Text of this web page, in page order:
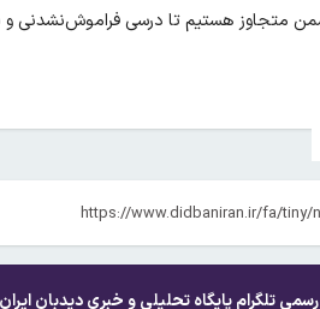
متجاوز هستیم تا درسی فراموش‌نشدنی و
رسمی تلگرام پایگاه تحلیلی و خبریدیدبان ایران